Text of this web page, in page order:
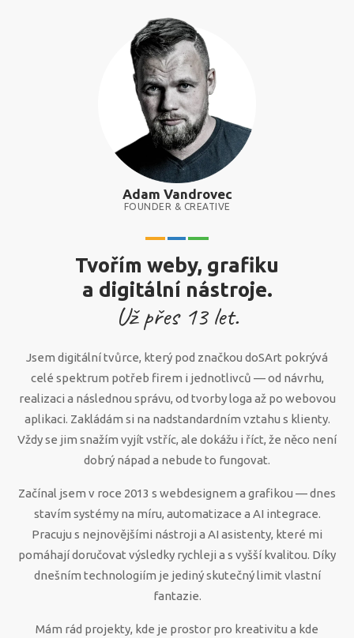
Adam Vandrovec
FOUNDER & CREATIVE
Tvořím weby, grafiku
a digitální nástroje.
Už přes 13let.
Jsem digitální tvůrce, který pod značkou doSArt pokrývá
celé spektrum potřeb firem i jednotlivců — od návrhu,
realizaci a následnou správu, od tvorby loga až po webovou
aplikaci. Zakládám si na nadstandardním vztahu s klienty.
Vždy se jim snažím vyjít vstříc, ale dokážu i říct, že něco není
dobrý nápad a nebude to fungovat.
Začínal jsem v roce 2013 s webdesignem a grafikou — dnes
stavím systémy na míru, automatizace a AI integrace.
Pracuju s nejnovějšími nástroji a AI asistenty, které mi
pomáhají doručovat výsledky rychleji a s vyšší kvalitou. Díky
dnešním technologiím je jediný skutečný limit vlastní
fantazie.
Mám rád projekty, kde je prostor pro kreativitu a kde